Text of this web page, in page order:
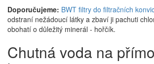
Doporučujeme: BWT filtry do filtračních
odstraní nežádoucí látky a zbaví ji pachuti
obohatí o důležitý minerál - hořčík.
Chutná voda na